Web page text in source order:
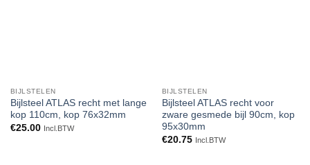
BIJLSTELEN
Bijlsteel ATLAS recht met lange
kop 110cm, kop 76x32mm
€25.00 Incl.BTW
BIJLSTELEN
Bijlsteel ATLAS recht voor
zware gesmede bijl 90cm, kop
95x30mm
€20.75 Incl.BTW